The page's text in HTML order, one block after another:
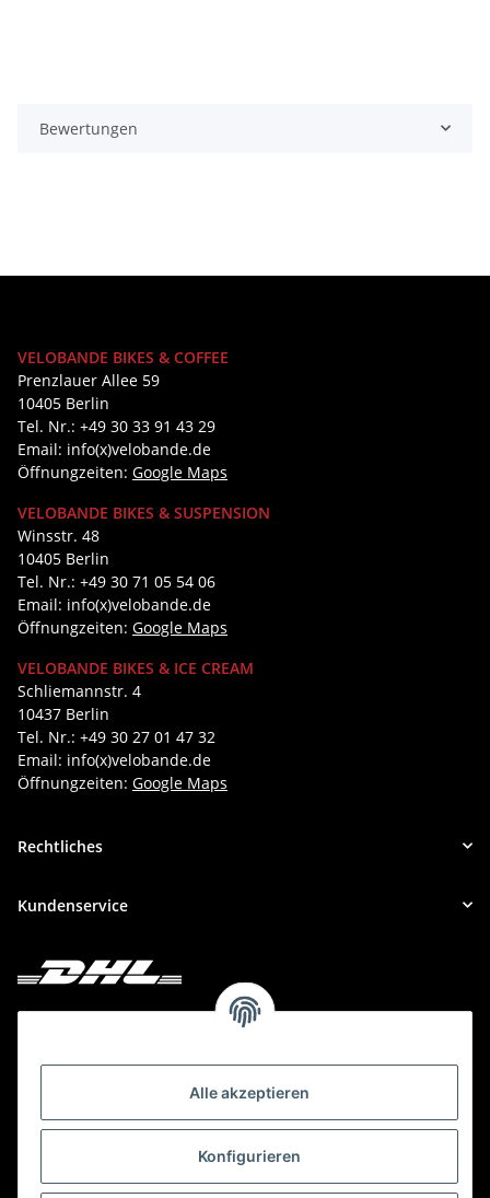
Alle akzeptieren
Konfigurieren
Bewertungen
VELOBANDE BIKES & COFFEE
Prenzlauer Allee 59
10405 Berlin
Tel. Nr.: +49 30 33 91 43 29
Email: info(x)velobande.de
Öffnungzeiten: Google Maps
VELOBANDE BIKES & SUSPENSION
Winsstr. 48
10405 Berlin
Tel. Nr.: +49 30 71 05 54 06
Email: info(x)velobande.de
Öffnungzeiten: Google Maps
VELOBANDE BIKES & ICE CREAM
Schliemannstr. 4
10437 Berlin
Tel. Nr.: +49 30 27 01 47 32
Email: info(x)velobande.de
Öffnungzeiten: Google Maps
Rechtliches
Kundenservice
Deine Bestellung versenden wir mit DHL!